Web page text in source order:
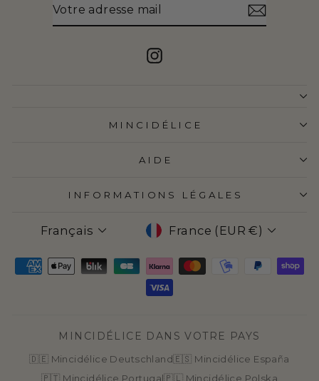
ADRESSE
Instagram
MINCIDÉLICE
AIDE
INFORMATIONS LÉGALES
LANGUE
Français DEVISE
France (EUR €)
MINCIDÉLICE DANS VOTRE PAYS
🇩🇪 Mincidélice Deutschland🇪🇸 Mincidélice España
🇵🇹 Mincidélice Portugal🇵🇱 Mincidélice Polska